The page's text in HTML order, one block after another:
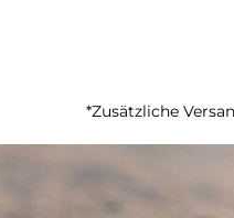
*Zusätzliche